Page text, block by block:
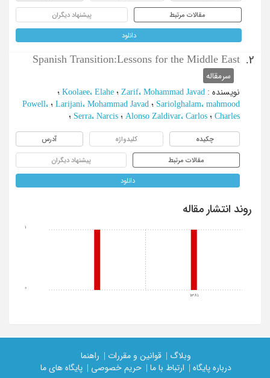
مقالات مرتبط پیشنهاد دیگران
دانلود
2.
Spanish Transition:Lessons for the Middle East
سرمقاله
نویسنده : Zarif، Mohammad Javad ؛ Koolaee، Elahe ؛
Sariolghalam، mahmood ؛ Larijani، Mohammad Javad ؛ Powell،
Charles ؛ Alonso Zaldivar، Carlos ؛ Serra، Narcis ؛
چکیده کلیدواژه آدرس
مقالات مرتبط پیشنهاد دیگران
دانلود
روند انتشار مقاله
1381
0
1
وبلاگ | قوانین و مقررات |
راهنما
درباره پایگاه |
ارتباط با ما | حریم خصوصی | پایگاه های ما